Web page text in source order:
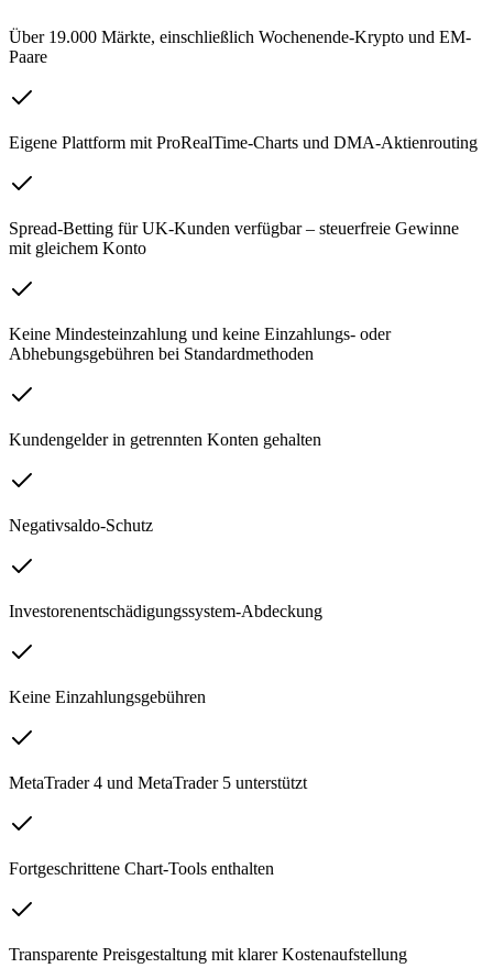
Über 19.000 Märkte, einschließlich Wochenende-Krypto und EM-
Paare
Eigene Plattform mit ProRealTime-Charts und DMA-Aktienrouting
Spread-Betting für UK-Kunden verfügbar – steuerfreie Gewinne
mit gleichem Konto
Keine Mindesteinzahlung und keine Einzahlungs- oder
Abhebungsgebühren bei Standardmethoden
Kundengelder in getrennten Konten gehalten
Negativsaldo-Schutz
Investorenentschädigungssystem-Abdeckung
Keine Einzahlungsgebühren
MetaTrader 4 und MetaTrader 5 unterstützt
Fortgeschrittene Chart-Tools enthalten
Transparente Preisgestaltung mit klarer Kostenaufstellung